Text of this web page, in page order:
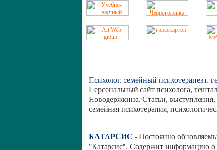
Психолог, семейный психотерапевт,
Персональный сайт психолога,
Новодержкина. Статьи,
семейная психотерапия,
КАТАРСИС - Постоянно
"Катарсис". Содержит информацию о